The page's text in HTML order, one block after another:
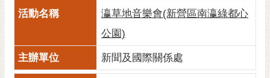
瀛草地音樂會(新營區南瀛綠都心
公園)
新聞及國際關係處